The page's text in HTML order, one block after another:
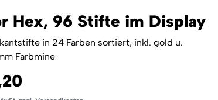
Hex, 96 Stifte im Display
in 24 Farben sortiert, inkl. gold u.
Farbmine